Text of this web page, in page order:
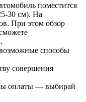
поместится
30 см). На
При этом обзор
способы
совершения
оплаты — выбирай